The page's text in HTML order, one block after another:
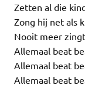
Zetten al die
Zong hij net als
Nooit meer
Allemaal beat
Allemaal beat
Allemaal beat